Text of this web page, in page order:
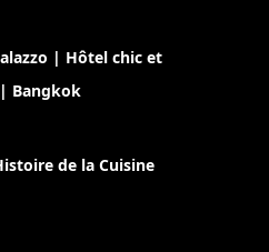
| Hôtel chic et
Bangkok
de la Cuisine